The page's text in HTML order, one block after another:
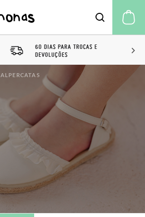
60 DIAS PARA TROCAS E
DEVOLUÇÕES
ALPERCATAS